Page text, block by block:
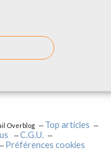
Overblog
Top articles
C.G.U.
Préférences cookies